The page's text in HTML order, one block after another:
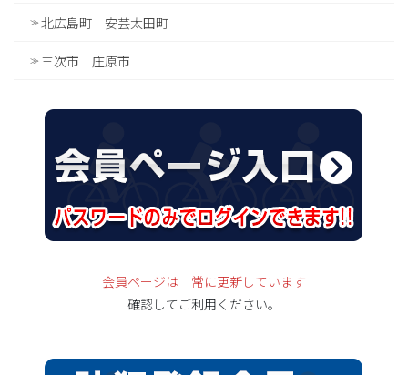
北広島町 安芸太田町
三次市 庄原市
会員ページは 常に更新しています
確認してご利用ください。